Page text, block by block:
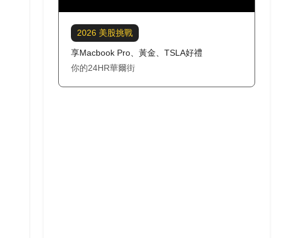
2026 美股挑戰
享Macbook Pro、黃金、TSLA好禮
你的24HR華爾街